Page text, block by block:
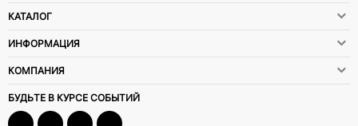
КАТАЛОГ
ИНФОРМАЦИЯ
КОМПАНИЯ
БУДЬТЕ В КУРСЕ СОБЫТИЙ